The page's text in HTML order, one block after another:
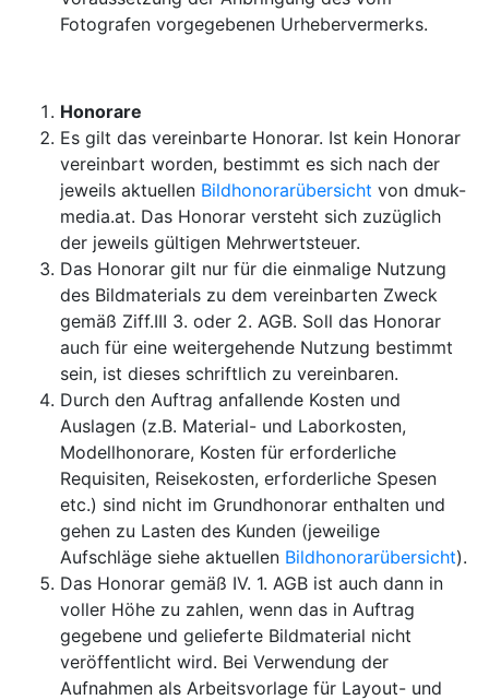
Fotografen vorgegebenen Urhebervermerks.
Honorare
Es gilt das vereinbarte Honorar. Ist kein Honorar
vereinbart worden, bestimmt es sich nach der
jeweils aktuellen Bildhonorarübersicht von dmuk-
media.at. Das Honorar versteht sich zuzüglich
der jeweils gültigen Mehrwertsteuer.
Das Honorar gilt nur für die einmalige Nutzung
des Bildmaterials zu dem vereinbarten Zweck
gemäß Ziff.III 3. oder 2. AGB. Soll das Honorar
auch für eine weitergehende Nutzung bestimmt
sein, ist dieses schriftlich zu vereinbaren.
Durch den Auftrag anfallende Kosten und
Auslagen (z.B. Material- und Laborkosten,
Modellhonorare, Kosten für erforderliche
Requisiten, Reisekosten, erforderliche Spesen
etc.) sind nicht im Grundhonorar enthalten und
gehen zu Lasten des Kunden (jeweilige
Aufschläge siehe aktuellen Bildhonorarübersicht).
Das Honorar gemäß IV. 1. AGB ist auch dann in
voller Höhe zu zahlen, wenn das in Auftrag
gegebene und gelieferte Bildmaterial nicht
veröffentlicht wird. Bei Verwendung der
Aufnahmen als Arbeitsvorlage für Layout- und